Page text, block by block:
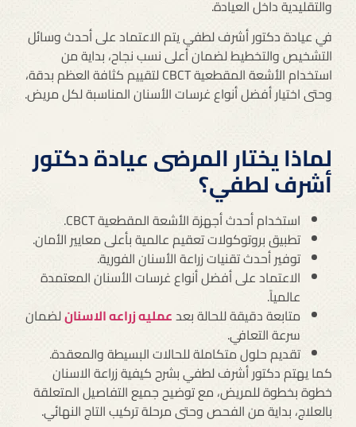
والتقليدية داخل العيادة.
في عيادة دكتور أشرف لطفي يتم الاعتماد على أحدث وسائل
التشخيص والتخطيط لضمان أعلى نسب نجاح، بداية من
استخدام الأشعة المقطعية CBCT لتقييم كثافة العظم بدقة،
وحتى اختيار أفضل أنواع غرسات الأسنان المناسبة لكل مريض.
لماذا يختار المرضى عيادة دكتور
أشرف لطفي؟
استخدام أحدث أجهزة الأشعة المقطعية CBCT.
تطبيق بروتوكولات تعقيم عالمية بأعلى معايير الأمان.
توفير أحدث تقنيات زراعة الأسنان الفورية.
الاعتماد على أفضل أنواع غرسات الأسنان المعتمدة
عالمياً.
متابعة دقيقة للحالة بعدعمليه زراعه الاسنانلضمان
سرعة التعافي.
تقديم حلول متكاملة للحالات البسيطة والمعقدة.
كما يهتم دكتور أشرف لطفي بشرح كيفية زراعة الاسنان
خطوة بخطوة للمريض، مع توضيح جميع التفاصيل المتعلقة
بالعلاج، بداية من الفحص وحتى مرحلة تركيب التاج النهائي.